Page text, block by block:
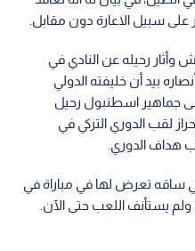
وأثار رحيله عن النادي في
من أنصاره بيد أن خليفته الدولي
جماهير اسطنبول رحيل
لقب الدوري التركي في
هداف الدوري.
ساقه تعرض لها في مباراة في